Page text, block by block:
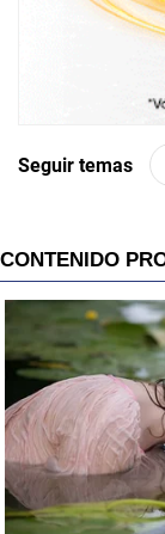
Seguir temas